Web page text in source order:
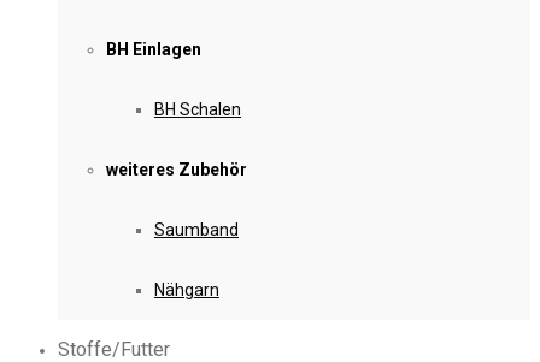
BH Einlagen
BH Schalen
weiteres Zubehör
Saumband
Nähgarn
Stoffe/Futter